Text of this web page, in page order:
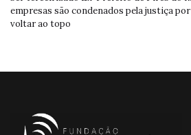
empresas são condenados pela justiça
voltar ao topo